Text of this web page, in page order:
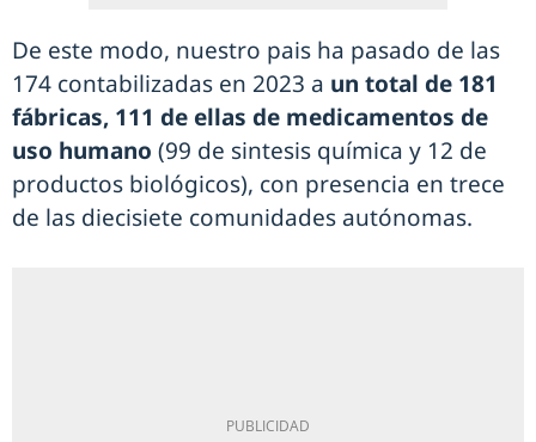
De este modo, nuestro pais ha pasado de las
174 contabilizadas en 2023 a un total de 181
fábricas, 111 de ellas de medicamentos de
uso humano (99 de sintesis química y 12 de
productos biológicos), con presencia en trece
de las diecisiete comunidades autónomas.